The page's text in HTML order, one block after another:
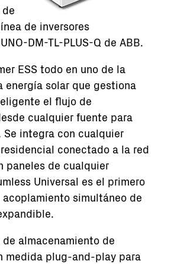
de inversores
DM-TL-PLUS-Q de ABB.
ESS todo en uno de la
energía solar que gestiona
el flujo de
cualquier fuente para
Se integra con cualquier
conectado a la red
paneles de cualquier
Universal es el primero
simultáneo de
almacenamiento de
medida plug-and-play para